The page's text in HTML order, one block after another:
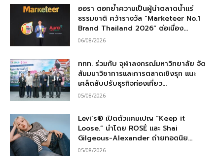
ออรา ตอกย้ำความเป็นผู้นำตลาดน้ำแร่
ธรรมชาติ คว้ารางวัล “Marketeer No.1
Brand Thailand 2026” ต่อเนื่อง...
06/08/2026
ททท. ร่วมกับ จุฬาลงกรณ์มหาวิทยาลัย จัด
สัมมนาวิชาการและการตลาดเชิงรุก แนะ
เคล็ดลับปรับธุรกิจท่องเที่ยว...
05/08/2026
Levi’s® เปิดตัวแคมเปญ “Keep it
Loose.” นำโดย ROSÉ และ Shai
Gilgeous-Alexander ถ่ายทอดนิย...
05/08/2026